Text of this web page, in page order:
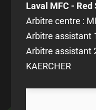
Laval MFC - Red
Arbitre centre :
Arbitre assistant
Arbitre assistant
KAERCHER